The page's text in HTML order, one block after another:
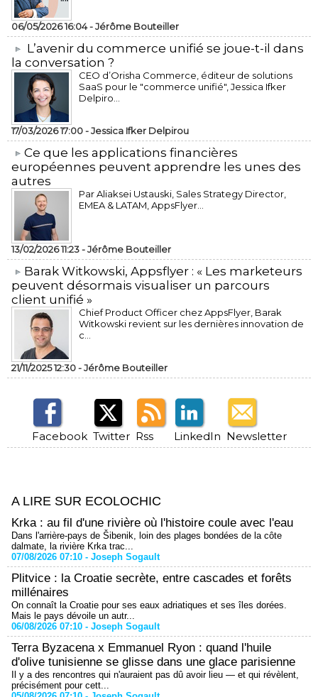
06/05/2026 16:04 -Jérôme Bouteiller
L’avenir du commerce unifié se joue-t-il dans
la conversation ?
CEO d’Orisha Commerce, éditeur de solutions
SaaS pour le "commerce unifié", Jessica Ifker
Delpiro...
17/03/2026 17:00 -Jessica Ifker Delpirou
​Ce que les applications financières
européennes peuvent apprendre les unes des
autres
Par Aliaksei Ustauski, Sales Strategy Director,
EMEA & LATAM, AppsFlyer...
13/02/2026 11:23 -Jérôme Bouteiller
​Barak Witkowski, Appsflyer : « Les marketeurs
peuvent désormais visualiser un parcours
client unifié »
Chief Product Officer chez AppsFlyer, ​Barak
Witkowski revient sur les dernières innovation de
c...
21/11/2025 12:30 -Jérôme Bouteiller
Facebook Twitter Rss LinkedIn Newsletter
A LIRE SUR ECOLOCHIC
Krka : au fil d'une rivière où l'histoire coule avec l'eau
Dans l'arrière-pays de Šibenik, loin des plages bondées de la côte
dalmate, la rivière Krka trac...
07/08/2026 07:10 - Joseph Sogault
Plitvice : la Croatie secrète, entre cascades et forêts
millénaires
On connaît la Croatie pour ses eaux adriatiques et ses îles dorées.
Mais le pays dévoile un autr...
06/08/2026 07:10 - Joseph Sogault
Terra Byzacena x Emmanuel Ryon : quand l'huile
d'olive tunisienne se glisse dans une glace parisienne
Il y a des rencontres qui n'auraient pas dû avoir lieu — et qui révèlent,
précisément pour cett...